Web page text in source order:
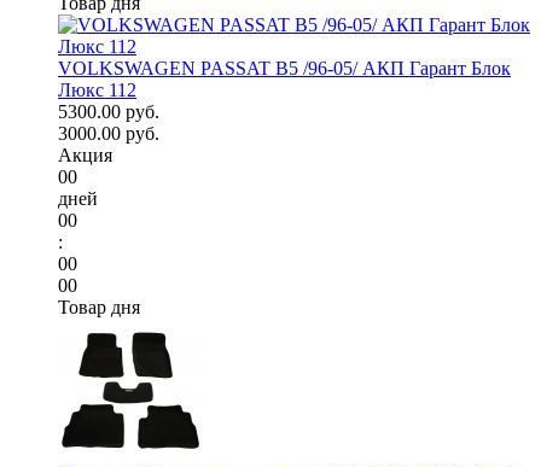
VOLKSWAGEN PASSAT B5 /96-05/ АКП Гарант Блок
Люкс 112
5300.00 руб.
3000.00 руб.
Акция
00
дней
00
:
00
00
Товар дня